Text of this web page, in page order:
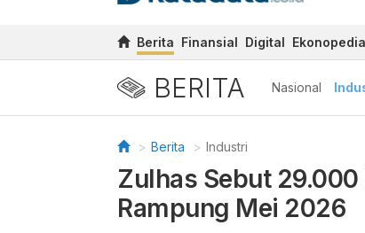
Berita Finansial Digital Ekonopedia
BERITA Nasional
Berita Industri
Zulhas Sebut
Rampung Mei 2026